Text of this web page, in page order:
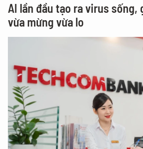
AI lần đầu tạo ra virus sống,
vừa mừng vừa lo